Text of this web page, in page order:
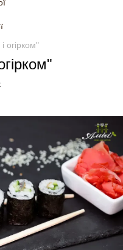
огірком"